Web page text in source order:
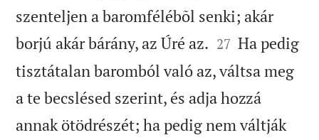
szenteljen a baromfélébõl senki; akár
borjú akár bárány, az Úré az. 

27 Ha pedig
tisztátalan baromból való az, váltsa meg
a te becslésed szerint, és adja hozzá
annak ötödrészét; ha pedig nem váltják